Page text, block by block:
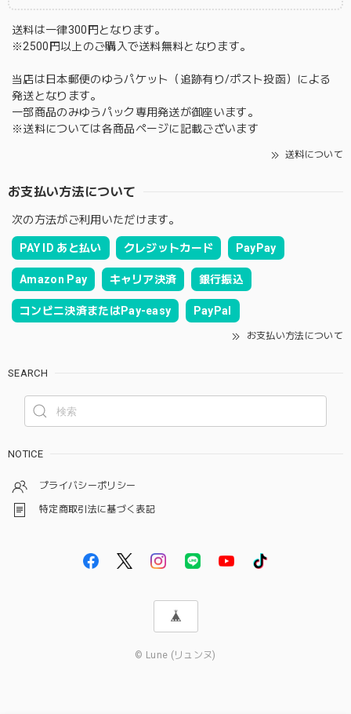
送料は一律300円となります。
※2500円以上のご購入で送料無料となります。
当店は日本郵便のゆうパケット（追跡有り/ポスト投函）による
発送となります。
一部商品のみゆうパック専用発送が御座います。
※送料については各商品ページに記載ございます
送料について
お支払い方法について
次の方法がご利用いただけます。
PAY ID あと払い クレジットカード PayPay
Amazon Pay キャリア決済 銀行振込
コンビニ決済またはPay-easy PayPal
お支払い方法について
SEARCH
NOTICE
プライバシーポリシー
特定商取引法に基づく表記
© Lune (リュンヌ)